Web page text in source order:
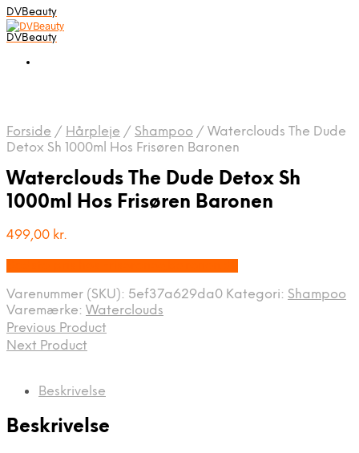
DVBeauty
DVBeauty
Forside / Hårpleje / Shampoo / Waterclouds The Dude
Detox Sh 1000ml Hos Frisøren Baronen
Waterclouds The Dude Detox Sh
1000ml Hos Frisøren Baronen
499,00 kr.
Varenummer (SKU): 5ef37a629da0 Kategori: Shampoo
Varemærke: Waterclouds
Previous Product
Next Product
Beskrivelse
Beskrivelse